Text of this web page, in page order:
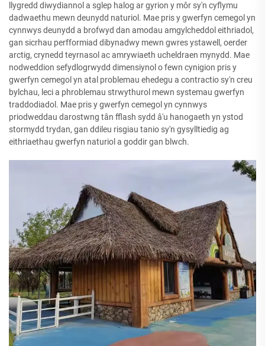
llygredd diwydiannol a sglep halog ar gyrion y môr sy'n cyflymu
dadwaethu mewn deunydd naturiol. Mae pris y gwerfyn cemegol yn
cynnwys deunydd a brofwyd dan amodau amgylcheddol eithriadol,
gan sicrhau perfformiad dibynadwy mewn gwres ystawell, oerder
arctig, crynedd teyrnasol ac amrywiaeth ucheldraen mynydd. Mae
nodweddion sefydlogrwydd dimensiynol o fewn cynigion pris y
gwerfyn cemegol yn atal problemau ehedegu a contractio sy'n creu
bylchau, leci a phroblemau strwythurol mewn systemau gwerfyn
traddodiadol. Mae pris y gwerfyn cemegol yn cynnwys
priodweddau darostwng tân fflash sydd â'u hanogaeth yn ystod
stormydd trydan, gan ddileu risgiau tanio sy'n gysylltiedig ag
eithriaethau gwerfyn naturiol a goddir gan blwch.